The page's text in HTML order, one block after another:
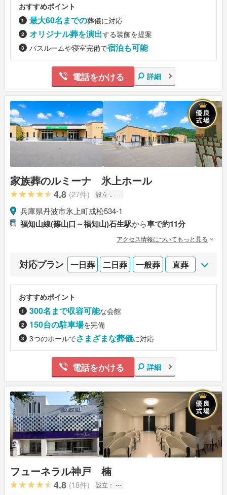
おすすめポイント
最大60名までの葬儀に対応
オリジナル葬を演出する装飾を提案
バスルームや寝室完備で宿泊も可能
電話をかける 詳細
家族葬のルミーナ 氷上ホール
4.8 (27件) 設立： ---
兵庫県丹波市氷上町成松534-1
福知山線(篠山口～福知山)石生駅から車で約11分
アクセス情報についてもっと見る
対応プラン 一日葬 二日葬 一般葬 直葬
おすすめポイント
300名まで収容可能な会館
150台の駐車場を完備
3つのホールでさまざまな葬儀に対応
電話をかける 詳細
フューネラル神戸 楠
4.8 (18件) 設立： ---